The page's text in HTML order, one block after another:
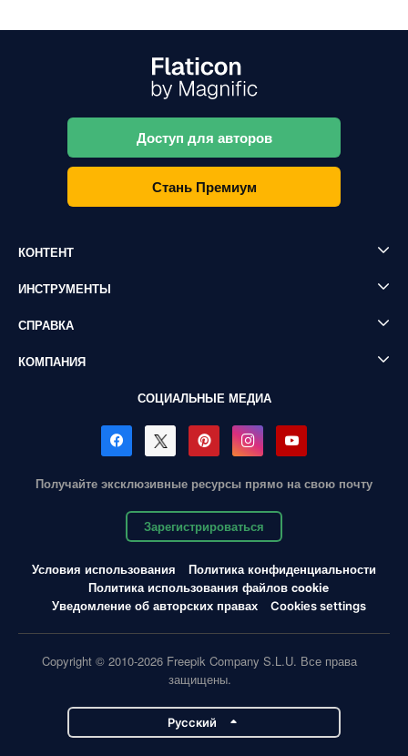
Доступ для авторов
Стань Премиум
КОНТЕНТ
ИНСТРУМЕНТЫ
СПРАВКА
КОМПАНИЯ
СОЦИАЛЬНЫЕ МЕДИА
Получайте эксклюзивные ресурсы прямо на свою почту
Зарегистрироваться
Условия использования
Политика конфиденциальности
Политика использования файлов cookie
Уведомление об авторских правах
Cookies settings
Copyright © 2010-2026 Freepik Company S.L.U. Все права
защищены.
Pусский